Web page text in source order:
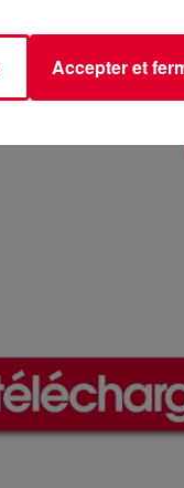
Accepter et